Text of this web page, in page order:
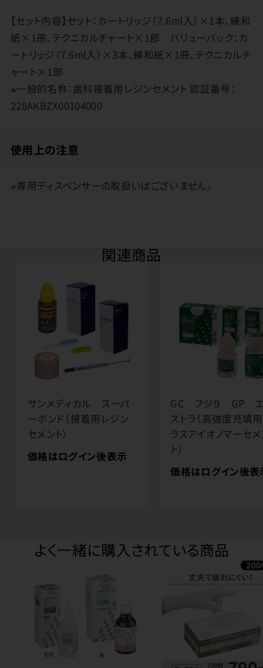
【セット内容】セット：カートリッジ（7.6ml入）×1本、練和
紙×1冊、テクニカルチャート×1部 バリューパック：カ
ートリッジ（7.6ml入）×3本、練和紙×1冊、テクニカルチ
ャート×1部
※一般的名称：歯科接着用レジンセメント 認証番号：
228AKBZX00104000
使用上の注意
※専用ディスペンサーの取扱いはございません。
関連商品
サンメディカル スーパ
ーボンド（接着用レジン
セメント）
価格はログイン後表示
GC フジ９ GP
ストラ（高強度充填
ラスアイオノマーセ
ト）
価格はログイン後表
よく一緒に購入されている商品